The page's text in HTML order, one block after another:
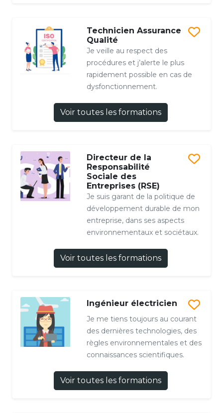
Technicien Assurance
Qualité
Je veille au respect des
procédures et j’alerte le plus
rapidement possible en cas de
dysfonctionnement.
Voir toutes les formations
Directeur de la
Responsabilité
Sociale des
Entreprises (RSE)
Je suis garant de la politique de
développement durable de mon
entreprise, dans ses aspects
environnementaux et sociétaux.
Voir toutes les formations
Ingénieur électricien
Je me tiens toujours au courant
des dernières technologies, des
règles environnementales et des
connaissances scientifiques.
Voir toutes les formations